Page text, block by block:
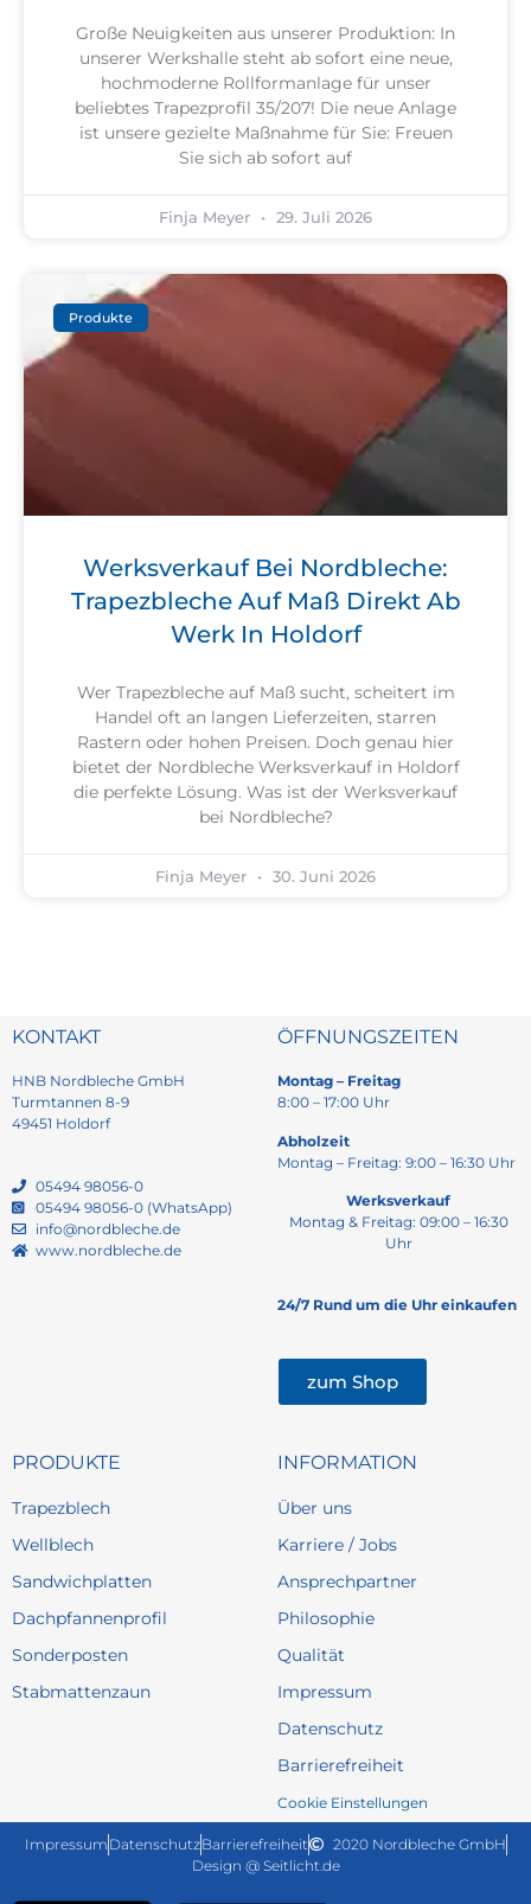
Große Neuigkeiten aus unserer Produktion: In
unserer Werkshalle steht ab sofort eine neue,
hochmoderne Rollformanlage für unser
beliebtes Trapezprofil 35/207! Die neue Anlage
ist unsere gezielte Maßnahme für Sie: Freuen
Sie sich ab sofort auf
Finja Meyer 29. Juli 2026
Produkte
Werksverkauf Bei Nordbleche:
Trapezbleche Auf Maß Direkt Ab
Werk In Holdorf
Wer Trapezbleche auf Maß sucht, scheitert im
Handel oft an langen Lieferzeiten, starren
Rastern oder hohen Preisen. Doch genau hier
bietet der Nordbleche Werksverkauf in Holdorf
die perfekte Lösung. Was ist der Werksverkauf
bei Nordbleche?
Finja Meyer 30. Juni 2026
KONTAKT
HNB Nordbleche GmbH
Turmtannen 8-9
49451 Holdorf
05494 98056-0
05494 98056-0 (WhatsApp)
info@nordbleche.de
www.nordbleche.de
ÖFFNUNGSZEITEN
Montag – Freitag
8:00 – 17:00 Uhr
Abholzeit
Montag – Freitag: 9:00 – 16:30 Uhr
Werksverkauf
Montag & Freitag: 09:00 – 16:30
Uhr
24/7 Rund um die Uhr einkaufen
zum Shop
PRODUKTE
Trapezblech
Wellblech
Sandwichplatten
Dachpfannenprofil
Sonderposten
Stabmattenzaun
INFORMATION
Über uns
Karriere / Jobs
Ansprechpartner
Philosophie
Qualität
Impressum
Datenschutz
Barrierefreiheit
Cookie Einstellungen
Impressum DatenschutzBarrierefreiheit
2020 Nordbleche GmbH
Design @ Seitlicht.de